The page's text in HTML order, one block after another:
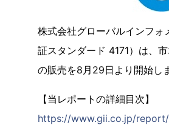
株式会社グローバルインフ
証スタンダード 4171）は、
の販売を8月29日より開始し
【当レポートの詳細目次】
https://www.gii.co.jp/